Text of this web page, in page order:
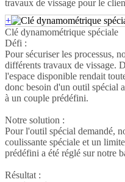
travaux de vissage pour le
+
Clé dynamométrique spéciale
Défi :
Pour sécuriser les processus,
différents travaux de vissage.
l'espace disponible rendait
donc besoin d'un outil spécial
à un couple prédéfini.
Notre solution :
Pour l'outil spécial demandé,
coulissante spéciale et un
prédéfini a été réglé sur notre
Résultat :